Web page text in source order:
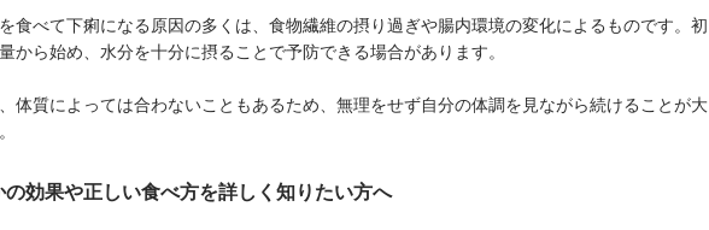
食べて下痢になる原因の多くは、食物繊維の摂り過ぎや腸内環境の変化によるものです。初
から始め、水分を十分に摂ることで予防できる場合があります。
体質によっては合わないこともあるため、無理をせず自分の体調を見ながら続けることが大
の効果や正しい食べ方を詳しく知りたい方へ